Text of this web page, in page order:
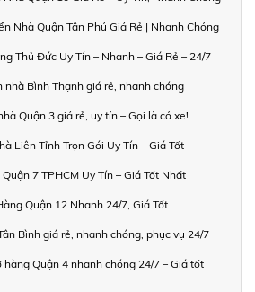
Nhà Quận Tân Phú Giá Rẻ | Nhanh Chóng
Thủ Đức Uy Tín – Nhanh – Giá Rẻ – 24/7
nhà Bình Thạnh giá rẻ, nhanh chóng
Quận 3 giá rẻ, uy tín – Gọi là có xe!
Liên Tỉnh Trọn Gói Uy Tín – Giá Tốt
7 TPHCM Uy Tín – Giá Tốt Nhất
Quận 12 Nhanh 24/7, Giá Tốt
Bình giá rẻ, nhanh chóng, phục vụ 24/7
Quận 4 nhanh chóng 24/7 – Giá tốt